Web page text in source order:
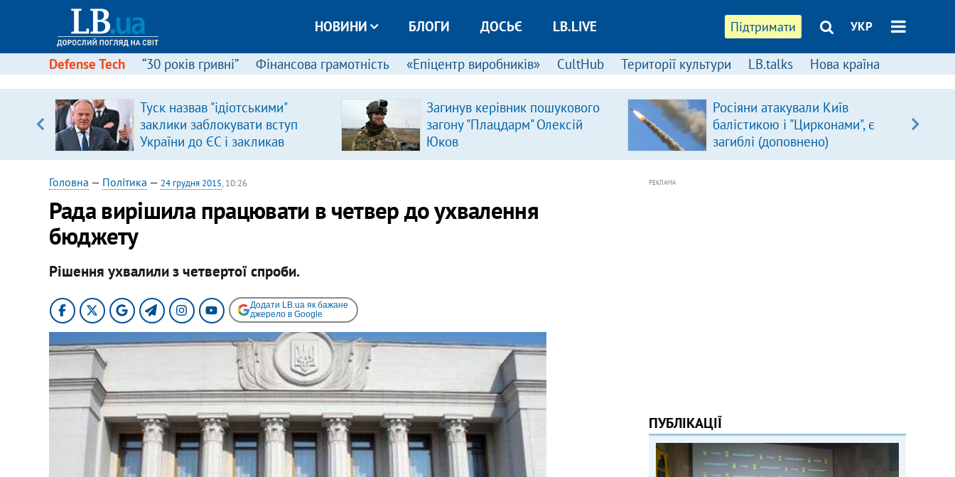
Підтримати УКР
НОВИНИ БЛОГИ ДОСЬЄ LB.LIVE
Defense Tech “30 років гривні” Фінансова грамотність «Епіцентр виробників» CultHub Території культури LB.talks Нова країна
Туск назвав "ідіотськими"
заклики заблокувати вступ
України до ЄС і закликав
припинити антиукраїнську
риторику
Загинув керівник пошукового
загону "Плацдарм" Олексій
Юков
Росіяни атакували Київ
балістикою і "Цирконами", є
загиблі (доповнено)
Головна — Політика — 24 грудня 2015, 10:26
Рада вирішила працювати в четвер до ухвалення
бюджету
Рішення ухвалили з четвертої спроби.
Додати LB.ua як бажане
джерело в Google
РЕКЛАМА
ПУБЛІКАЦІЇ